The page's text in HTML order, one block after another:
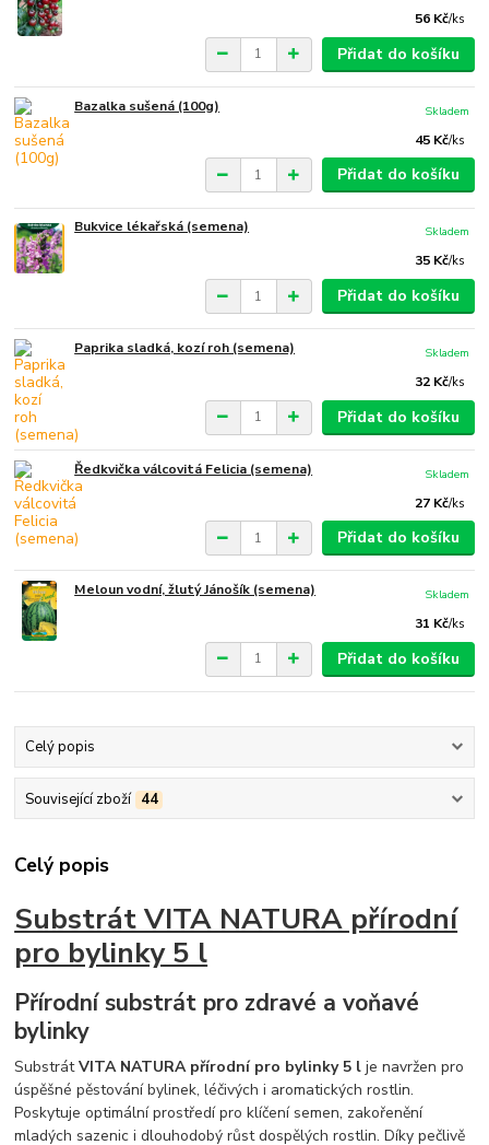
56 Kč/ks
Přidat do košíku
Bazalka sušená (100g)
45 Kč/ks
Skladem
Přidat do košíku
Bukvice lékařská (semena)
35 Kč/ks
Skladem
Přidat do košíku
Paprika sladká, kozí roh (semena)
32 Kč/ks
Skladem
Přidat do košíku
Ředkvička válcovitá Felicia (semena)
27 Kč/ks
Skladem
Přidat do košíku
Meloun vodní, žlutý Jánošík (semena)
31 Kč/ks
Skladem
Přidat do košíku
Celý popis
Související zboží 44
Celý popis
Substrát VITA NATURA přírodní
pro bylinky 5 l
Přírodní substrát pro zdravé a voňavé
bylinky
SubstrátVITA NATURA přírodní pro bylinky 5 l je navržen pro
úspěšné pěstování bylinek, léčivých i aromatických rostlin.
Poskytuje optimální prostředí pro klíčení semen, zakořenění
mladých sazenic i dlouhodobý růst dospělých rostlin. Díky pečlivě